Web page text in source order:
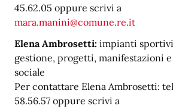
45.62.05 oppure scrivi a
mara.manini@comune.re.it
Elena Ambrosetti: impianti
gestione, progetti, manifestazioni
sociale
Per contattare Elena Ambrosetti:
58.56.57 oppure scrivi a